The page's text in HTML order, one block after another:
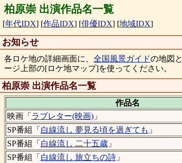
柏原崇 出演作品名一覧
[年代IDX] [作品IDX] [俳優IDX] [地域IDX]
お知らせ
各ロケ地の詳細画面に、 全国風景ガイドの地図と
ージ上部の[ロケ地マップ]を使ってください。
柏原崇 出演作品名一覧
作品名
映画「 ラブレター(映画)」
SP番組「 白線流し 夢見る頃を過ぎても 」
SP番組「 白線流し 二十五歳」
SP番組「 白線流し 旅立ちの詩」